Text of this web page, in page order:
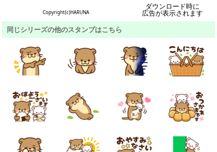
Copyright(c)HARUNA
ダウンロード時に
広告が表示されます
同じシリーズの他のスタンプはこちら